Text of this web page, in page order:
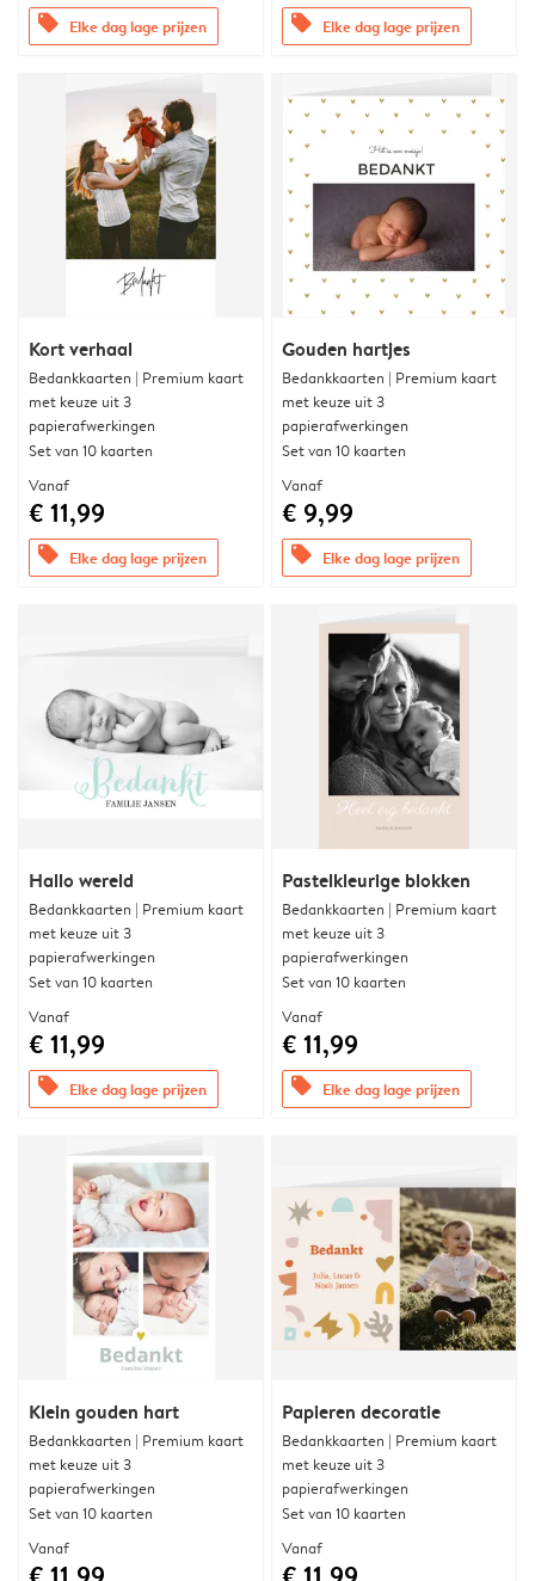
offers Elke dag lage prijzen offers Elke dag lage prijzen
Kort verhaal
Bedankkaarten | Premium kaart
met keuze uit 3
papierafwerkingen
Set van 10 kaarten
Vanaf
€ 11,99
offers Elke dag lage prijzen
Gouden hartjes
Bedankkaarten | Premium kaart
met keuze uit 3
papierafwerkingen
Set van 10 kaarten
Vanaf
€ 9,99
offers Elke dag lage prijzen
Hallo wereld
Bedankkaarten | Premium kaart
met keuze uit 3
papierafwerkingen
Set van 10 kaarten
Vanaf
€ 11,99
offers Elke dag lage prijzen
Pastelkleurige blokken
Bedankkaarten | Premium kaart
met keuze uit 3
papierafwerkingen
Set van 10 kaarten
Vanaf
€ 11,99
offers Elke dag lage prijzen
Klein gouden hart
Bedankkaarten | Premium kaart
met keuze uit 3
papierafwerkingen
Set van 10 kaarten
Vanaf
Papieren decoratie
Bedankkaarten | Premium kaart
met keuze uit 3
papierafwerkingen
Set van 10 kaarten
Vanaf